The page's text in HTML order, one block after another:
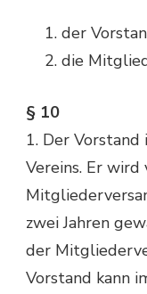
der
die
§ 10
1. Der Vorstand
Vereins. Er wird
zwei Jahren
der
Vorstand kann